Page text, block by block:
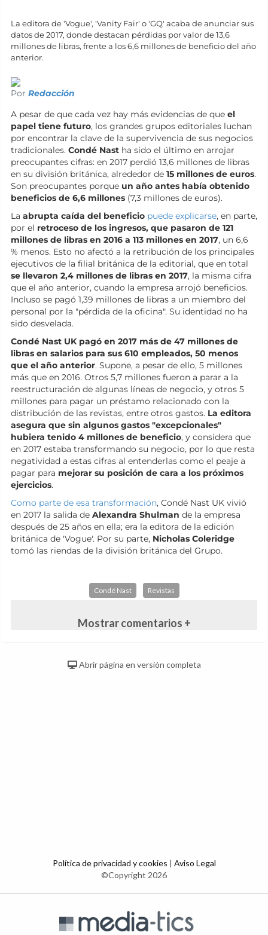
La editora de 'Vogue', 'Vanity Fair' o 'GQ' acaba de anunciar sus
datos de 2017, donde destacan pérdidas por valor de 13,6
millones de libras, frente a los 6,6 millones de beneficio del año
anterior.
Por Redacción
A pesar de que cada vez hay más evidencias de que el
papel tiene futuro, los grandes grupos editoriales luchan
por encontrar la clave de la supervivencia de sus negocios
tradicionales. Condé Nast ha sido el último en arrojar
preocupantes cifras: en 2017 perdió 13,6 millones de libras
en su división británica, alrededor de 15 millones de euros.
Son preocupantes porque un año antes había obtenido
beneficios de 6,6 millones (7,3 millones de euros).
La abrupta caída del beneficio puede explicarse, en parte,
por el retroceso de los ingresos, que pasaron de 121
millones de libras en 2016 a 113 millones en 2017, un 6,6
% menos. Esto no afectó a la retribución de los principales
ejecutivos de la filial británica de la editorial, que en total
se llevaron 2,4 millones de libras en 2017, la misma cifra
que el año anterior, cuando la empresa arrojó beneficios.
Incluso se pagó 1,39 millones de libras a un miembro del
personal por la "pérdida de la oficina". Su identidad no ha
sido desvelada.
Condé Nast UK pagó en 2017 más de 47 millones de
libras en salarios para sus 610 empleados, 50 menos
que el año anterior. Supone, a pesar de ello, 5 millones
más que en 2016. Otros 5,7 millones fueron a parar a la
reestructuración de algunas líneas de negocio, y otros 5
millones para pagar un préstamo relacionado con la
distribución de las revistas, entre otros gastos. La editora
asegura que sin algunos gastos "excepcionales"
hubiera tenido 4 millones de beneficio, y considera que
en 2017 estaba transformando su negocio, por lo que resta
negatividad a estas cifras al entenderlas como el peaje a
pagar para mejorar su posición de cara a los próximos
ejercicios.
Como parte de esa transformación, Condé Nast UK vivió
en 2017 la salida de Alexandra Shulman de la empresa
después de 25 años en ella; era la editora de la edición
británica de 'Vogue'. Por su parte, Nicholas Coleridge
tomó las riendas de la división británica del Grupo.
Condé Nast Revistas
Mostrar comentarios +
Abrir página en versión completa
Política de privacidad y cookies | Aviso Legal
©Copyright 2026